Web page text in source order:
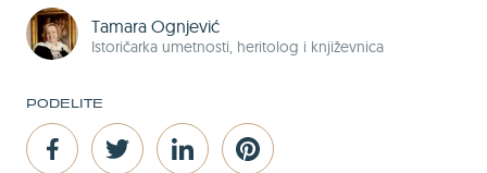
Tamara Ognjević
Istoričarka umetnosti, heritolog i književnica
PODELITE